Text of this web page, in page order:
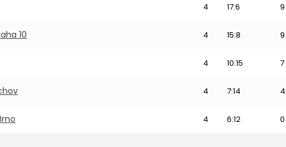
4 17:6 9
10 4 15:8 9
4 10:15 7
4 7:14 4
4 6:12 0